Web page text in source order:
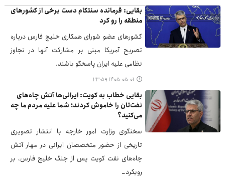
بقایی: فرمانده سنتکام دست برخی از کشورهای
منطقه را رو کرد
کشورهای عضو شورای همکاری خلیج فارس درباره
تصریح آمریکا مبنی بر مشارکت آنها در تجاوز
نظامی علیه ایران پاسخگو باشند.
۱۴۰۵-۰۵-۰۱ ۲۳:۵۹
بقایی خطاب به کویت: ایرانی‌ها آتش چاه‌های
نفت‌تان را خاموش کردند؛ شما علیه مردم ما چه
می‌کنید؟
سخنگوی وزارت امور خارجه با انتشار تصویری
تاریخی از حضور متخصصان ایرانی در مهار آتش
چاه‌های نفت کویت پس از جنگ خلیج فارس، بر
رویکرد…